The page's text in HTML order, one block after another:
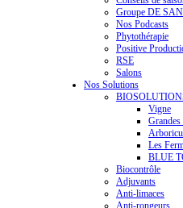
Groupe DE
Nos Podcasts
Phytothérapie
Positive
RSE
Salons
Nos Solutions
Vigne
Les
BLUE
Biocontrôle
Adjuvants
Anti-limaces
Anti-rongeurs